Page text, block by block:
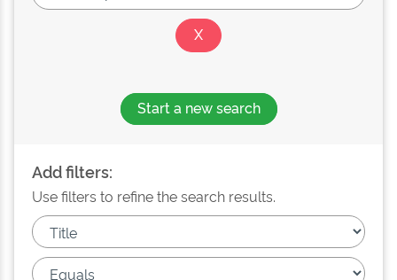
Start a new search
Add filters:
Use filters to refine the search results.